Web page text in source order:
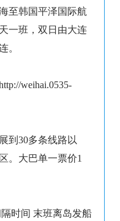
至韩国平泽国际航
一班，双日由大连
。
weihai.0535-
30多条线路以
。大巴单一票价1
时间 末班离岛发船